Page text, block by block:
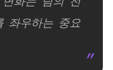
좌우하는 중요